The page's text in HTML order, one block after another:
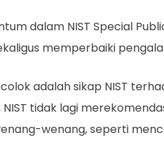
dalam NIST Special
memperbaiki
adalah sikap NIST
tidak lagi
wenang, seperti